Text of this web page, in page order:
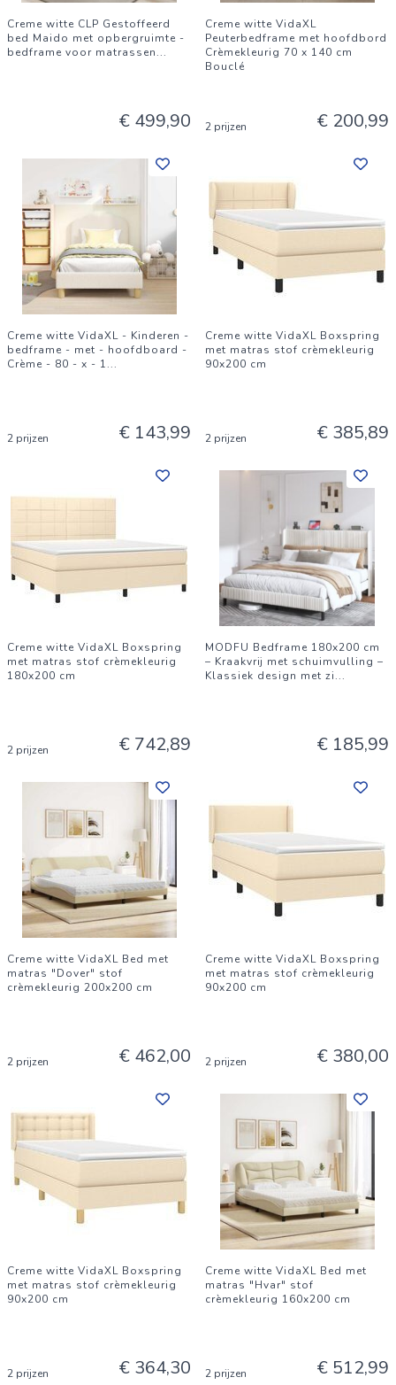
Creme witte CLP Gestoffeerd
bed Maido met opbergruimte -
bedframe voor matrassen...
€ 499,90
Creme witte VidaXL
Peuterbedframe met hoofdbord
Crèmekleurig 70 x 140 cm
Bouclé
2 prijzen € 200,99
Creme witte VidaXL - Kinderen -
bedframe - met - hoofdboard -
Crème - 80 - x - 1...
2 prijzen € 143,99
Creme witte VidaXL Boxspring
met matras stof crèmekleurig
90x200 cm
2 prijzen € 385,89
Creme witte VidaXL Boxspring
met matras stof crèmekleurig
180x200 cm
2 prijzen € 742,89
MODFU Bedframe 180x200 cm
– Kraakvrij met schuimvulling –
Klassiek design met zi...
€ 185,99
Creme witte VidaXL Bed met
matras "Dover" stof
crèmekleurig 200x200 cm
2 prijzen € 462,00
Creme witte VidaXL Boxspring
met matras stof crèmekleurig
90x200 cm
2 prijzen € 380,00
Creme witte VidaXL Boxspring
met matras stof crèmekleurig
90x200 cm
2 prijzen € 364,30
Creme witte VidaXL Bed met
matras "Hvar" stof
crèmekleurig 160x200 cm
2 prijzen € 512,99